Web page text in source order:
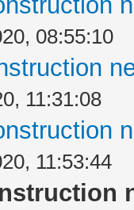
08:55:10
11:31:08
11:53:44